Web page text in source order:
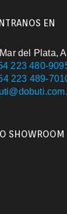
EN
del Plata,
223 480-
223 489-
SHOWROOM